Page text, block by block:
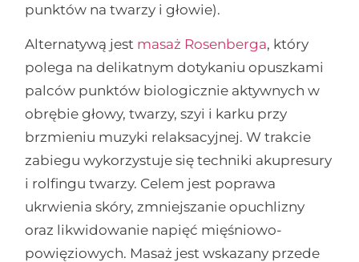
punktów na twarzy i głowie).
Alternatywą jest masaż Rosenberga, który
polega na delikatnym dotykaniu opuszkami
palców punktów biologicznie aktywnych w
obrębie głowy, twarzy, szyi i karku przy
brzmieniu muzyki relaksacyjnej. W trakcie
zabiegu wykorzystuje się techniki akupresury
i rolfingu twarzy. Celem jest poprawa
ukrwienia skóry, zmniejszanie opuchlizny
oraz likwidowanie napięć mięśniowo-
powięziowych. Masaż jest wskazany przede